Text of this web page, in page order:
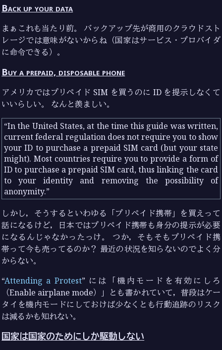
Back up your data
まぁこれも当たり前。 バックアップ先が商用のクラウドスト
レージでは意味がないからね（国家はサービス・プロバイダ
に命令できる）。
Buy a prepaid, disposable phone
アメリカではプリペイド SIM を買うのに ID を提示しなくて
いいらしい。 なんと羨ましい。
In the United States, at the time this guide was written,
current federal regulation does not require you to show
your ID to purchase a prepaid SIM card (but your state
might). Most countries require you to provide a form of
ID to purchase a prepaid SIM card, thus linking the card
to your identity and removing the possibility of
anonymity.
しかし，そうするといわゆる「プリペイド携帯」を買えって
話になるけど，日本ではプリペイド携帯も身分の提示が必要
になるんじゃなかったっけ。 つか，そもそもプリペイド携
帯って今も売ってるのか？ 最近の状況を知らないのでよく分
からない。
“Attending a Protest” には「機内モードを有効にしろ
（Enable airplane mode）」とも書かれていて，普段はケー
タイを機内モードにしておけば少なくとも行動追跡のリスク
は減るかも知れない。
国家は国家のためにしか駆動しない